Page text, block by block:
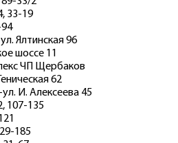
33-19
Ялтинская 96
шоссе 11
ЧП Щербаков
62
И. Алексеева 45
107-135
185